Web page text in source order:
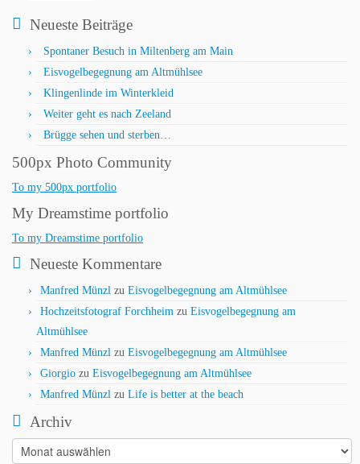
Neueste Beiträge
Spontaner Besuch in Miltenberg am Main
Eisvogelbegegnung am Altmühlsee
Klingenlinde im Winterkleid
Weiter geht es nach Zeeland
Brügge sehen und sterben…
500px Photo Community
To my 500px portfolio
My Dreamstime portfolio
To my Dreamstime portfolio
Neueste Kommentare
Manfred Münzl zu Eisvogelbegegnung am Altmühlsee
Hochzeitsfotograf Forchheim zu Eisvogelbegegnung am
Altmühlsee
Manfred Münzl zu Eisvogelbegegnung am Altmühlsee
Giorgio zu Eisvogelbegegnung am Altmühlsee
Manfred Münzl zu Life is better at the beach
Archiv
Archiv